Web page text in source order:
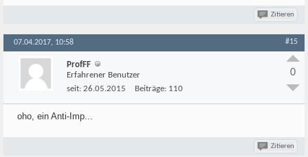
Zitieren
07.04.2017, 10:58 #15
ProfFF
Erfahrener Benutzer
seit: 26.05.2015 Beiträge: 110
0
oho, ein Anti-Imp...
Zitieren